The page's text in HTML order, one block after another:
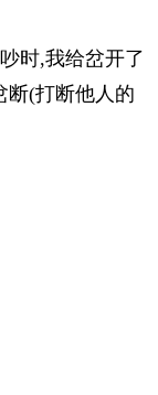
时,我给岔开了
断(打断他人的